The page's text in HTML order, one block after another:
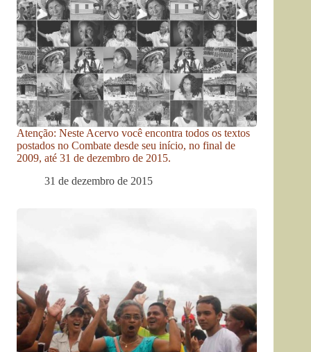
Atenção: Neste Acervo você encontra todos os textos
postados no Combate desde seu início, no final de
2009, até 31 de dezembro de 2015.
31 de dezembro de 2015